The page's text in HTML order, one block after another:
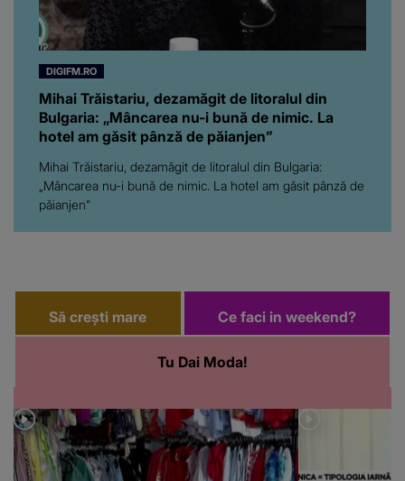
DIGIFM.RO
Mihai Trăistariu, dezamăgit de litoralul din
Bulgaria: „Mâncarea nu-i bună de nimic. La
hotel am găsit pânză de păianjen”
Mihai Trăistariu, dezamăgit de litoralul din Bulgaria:
„Mâncarea nu-i bună de nimic. La hotel am găsit pânză de
păianjen”
Să crești mare
Tu Dai Moda!
Ce faci in weekend?